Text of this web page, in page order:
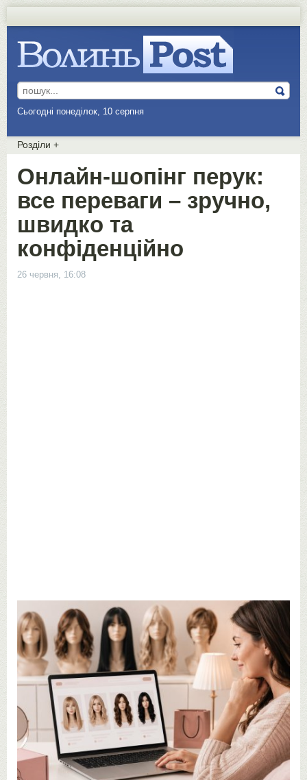
Сьогодні понеділок, 10 серпня
Розділи +
Онлайн-шопінг перук:
все переваги – зручно,
швидко та
конфіденційно
26 червня, 16:08